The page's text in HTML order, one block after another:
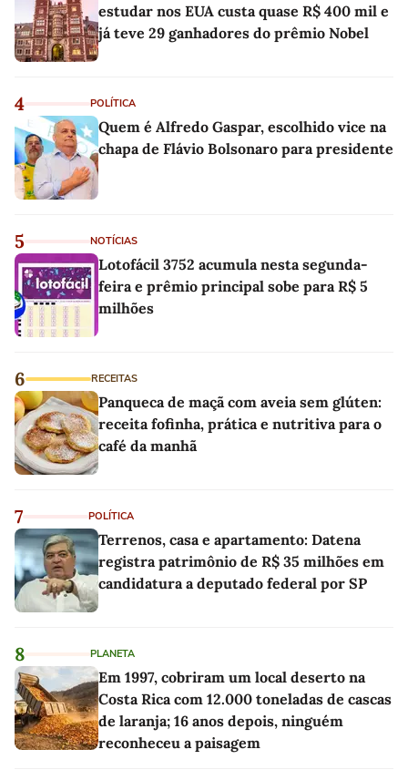
estudar nos EUA custa quase R$ 400 mil e
já teve 29 ganhadores do prêmio Nobel
4 POLÍTICA
Quem é Alfredo Gaspar, escolhido vice na
chapa de Flávio Bolsonaro para presidente
5 NOTÍCIAS
Lotofácil 3752 acumula nesta segunda-
feira e prêmio principal sobe para R$ 5
milhões
6 RECEITAS
Panqueca de maçã com aveia sem glúten:
receita fofinha, prática e nutritiva para o
café da manhã
7 POLÍTICA
Terrenos, casa e apartamento: Datena
registra patrimônio de R$ 35 milhões em
candidatura a deputado federal por SP
8 PLANETA
Em 1997, cobriram um local deserto na
Costa Rica com 12.000 toneladas de cascas
de laranja; 16 anos depois, ninguém
reconheceu a paisagem